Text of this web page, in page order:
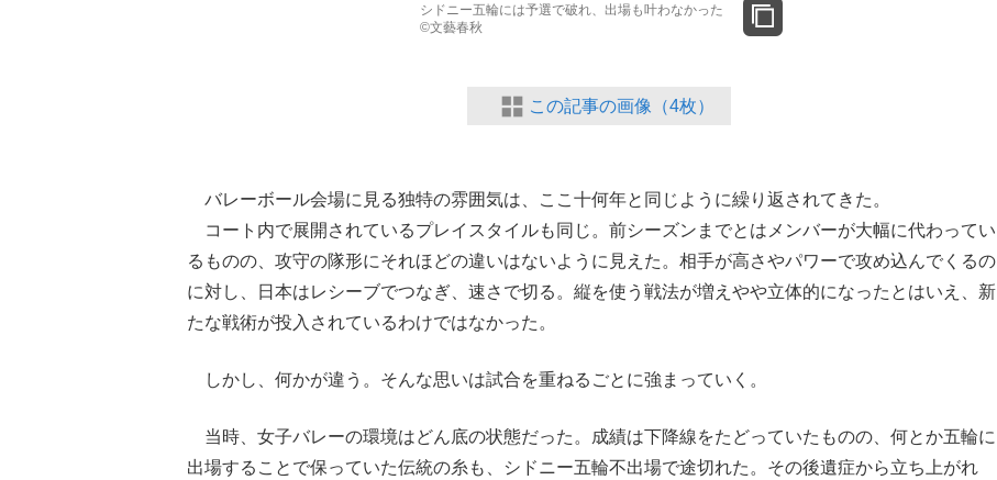
シドニー五輪には予選で破れ、出場も叶わなかった
©文藝春秋
この記事の画像（4枚）
バレーボール会場に見る独特の雰囲気は、ここ十何年と同じように繰り返されてきた。
コート内で展開されているプレイスタイルも同じ。前シーズンまでとはメンバーが大幅に代わってい
るものの、攻守の隊形にそれほどの違いはないように見えた。相手が高さやパワーで攻め込んでくるの
に対し、日本はレシーブでつなぎ、速さで切る。縦を使う戦法が増えやや立体的になったとはいえ、新
たな戦術が投入されているわけではなかった。
しかし、何かが違う。そんな思いは試合を重ねるごとに強まっていく。
当時、女子バレーの環境はどん底の状態だった。成績は下降線をたどっていたものの、何とか五輪に
出場することで保っていた伝統の糸も、シドニー五輪不出場で途切れた。その後遺症から立ち上がれ